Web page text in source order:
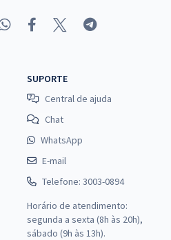
SUPORTE
Central de ajuda
Chat
WhatsApp
E-mail
Telefone: 3003-0894
Horário de atendimento:
segunda a sexta (8h às 20h),
sábado (9h às 13h).